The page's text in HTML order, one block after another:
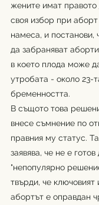
жените имат
своя избор при
намеса, и постанови,
да забраняват
в което плода може
утробата - около 23-
бременността.
В същото това
внесе съмнение по
правния му статус.
заявява, че не е
"непопулярно
твърди, че ключовият
абортът е оправдан